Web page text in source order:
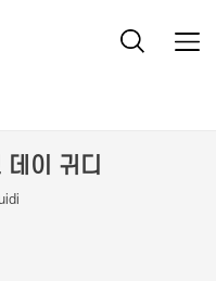
데이 귀디